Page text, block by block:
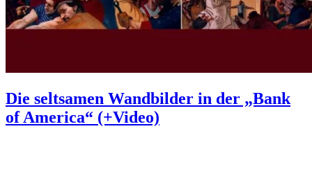
Die seltsamen Wandbilder in der „Bank
of America“ (+Video)